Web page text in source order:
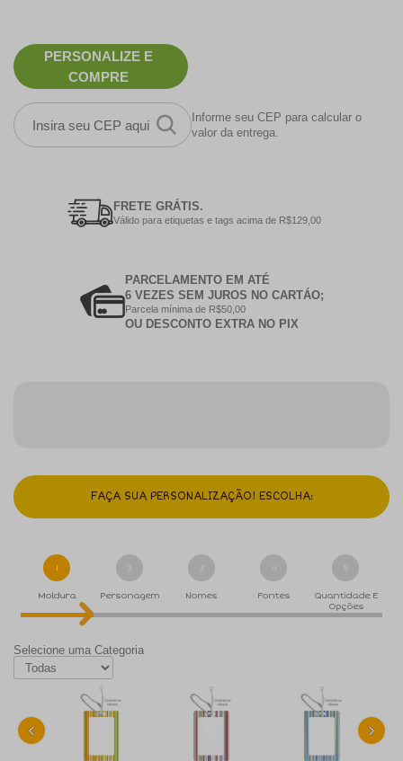
PERSONALIZE E
COMPRE
Informe seu CEP para calcular o
valor da entrega.
FRETE GRÁTIS.
Válido para etiquetas e tags acima de R$129,00
PARCELAMENTO EM ATÉ
6 VEZES SEM JUROS NO CARTÁO;
Parcela mínima de R$50,00
OU DESCONTO EXTRA NO PIX
FAÇA SUA PERSONALIZAÇÃO! ESCOLHA:
1
Moldura
2
Personagem
3
Nomes
4
Fontes
5
Quantidade E
Opções
Selecione uma Categoria
‹ ›